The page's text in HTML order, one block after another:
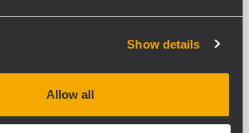
Show details
Allow all